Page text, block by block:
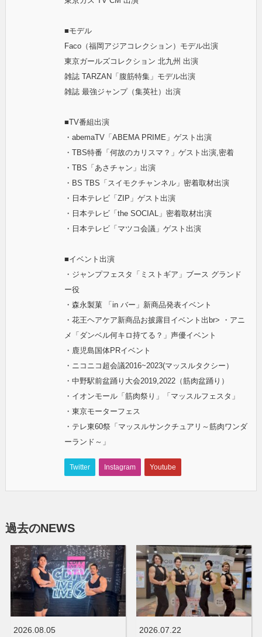
■モデル
Faco（福岡アジアコレクション）モデル出演
東京ガールズコレクション 北九州 出演
雑誌 TARZAN「腹筋特集」モデル出演
雑誌 最強ジャンプ（集英社）出演
■TV番組出演
・abemaTV「ABEMA PRIME」ゲスト出演
・TBS特番「何故のカリスマ？」ゲスト出演,密着
・TBS「あさチャン」出演
・BS TBS「スイモクチャンネル」密着取材出演
・日本テレビ「ZIP」ゲスト出演
・日本テレビ「the SOCIAL」密着取材出演
・日本テレビ「マツコ会議」ゲスト出演
■イベント出演
・ジャンプフェスタ「ミストギア」ブース グランド
ー役
・森永製菓 「in バー」新商品発表イベント
・花王ヘアケア新商品お披露目イベント出br> ・アニ
メ「ダンベル何キロ持てる？」声優イベント
・鹿児島国体PRイベント
・ニコニコ超会議2016~2023(マッスルタクシー）
・中野駅前盆踊り大会2019,2022（筋肉盆踊り）
・イオンモール「筋肉祭り」「マッスルフェスタ」
・東京モーターフェス
・テレ東60祭「マッスルサンクチュアリ～筋肉ワンダ
ーランド～」
Twitter Instagram Youtube
過去のNEWS
2026.08.05
2026.07.22